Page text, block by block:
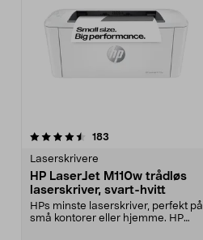
183
Laserskrivere
HP LaserJet M110w trådløs
laserskriver, svart-hvitt
HPs minste laserskriver, perfekt på
små kontorer eller hjemme. HP
4.0 av 5 stjerner